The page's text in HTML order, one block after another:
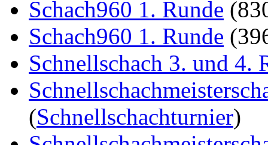
Schach960 1. Runde
Schach960 1. Runde
Schnellschach 3. und 4.
(Schnellschachturnier)